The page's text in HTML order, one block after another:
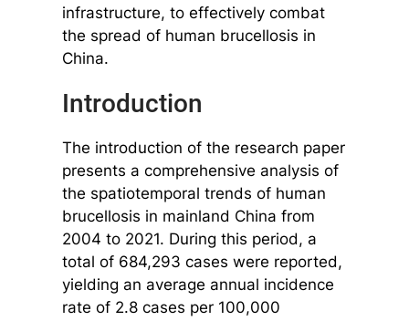
infrastructure, to effectively combat
the spread of human brucellosis in
China.
Introduction
The introduction of the research paper
presents a comprehensive analysis of
the spatiotemporal trends of human
brucellosis in mainland China from
2004 to 2021. During this period, a
total of 684,293 cases were reported,
yielding an average annual incidence
rate of 2.8 cases per 100,000